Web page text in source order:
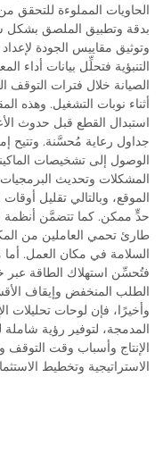
الحاويات المملوءة للتحقق
بدقة وتطبيق الملصق بشكل
وتوثيق مقاييس الجودة لإعداد
التنبؤية فتحلِّل بيانات أداء
الصيانة خلال فترات
أثناء نوبات التشغيل. وهذه
استبدال القطع قبل حدوث
جداول رعاية مُحسَّنة. وتتيح
الوصول إلى تشخيصات
المشكلات وتحديث
الموقع، وبالتالي تقليل
حدٍّ ممكن. كما تتضمَّن أنظمة
طارئ تحمي العاملين من
السلامة في مكان العمل. أما
فتُحسِّن استهلاك الطاقة
الطلب المنخفض وإيقاف
وأخيرًا، فإن لوحات تحليلات
المدمجة، لتوفير رؤية شاملة
الإنتاج وأسباب وقت التوقف
الاستراتيجية وتخطيط